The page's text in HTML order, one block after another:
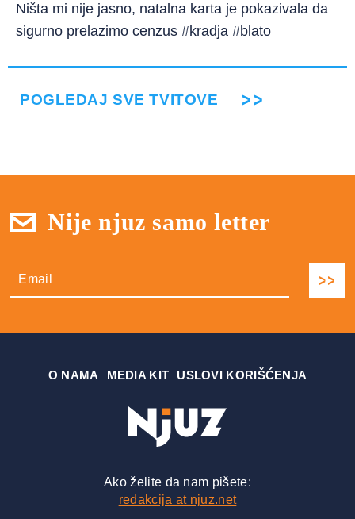
Ništa mi nije jasno, natalna karta je pokazivala da
sigurno prelazimo cenzus #kradja #blato
POGLEDAJ SVE TVITOVE
Nije njuz samo letter
О NAMA MEDIA KIT USLOVI KORIŠĆENJA
Ako želite da nam pišete:
redakcija at njuz.net